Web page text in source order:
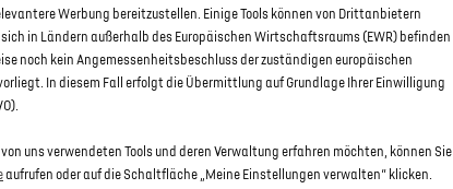
Werbung bereitzustellen. Einige Tools können von Drittanbietern
in Ländern außerhalb des Europäischen Wirtschaftsraums (EWR) befinden
noch kein Angemessenheitsbeschluss der zuständigen europäischen
In diesem Fall erfolgt die Übermittlung auf Grundlage Ihrer Einwilligung
uns verwendeten Tools und deren Verwaltung erfahren möchten, können Sie
aufrufen oder auf die Schaltfläche „Meine Einstellungen verwalten“ klicken.